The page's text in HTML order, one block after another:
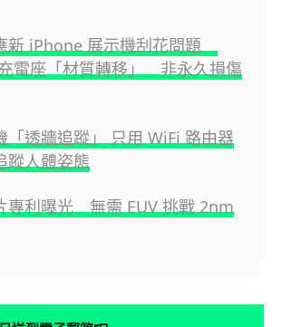
新 iPhone 展示機刮花問題
電座「材質轉移」 非永久損傷
「透牆追蹤」 只用 WiFi 路由器
蹤人體姿態
專利曝光 無需 EUV 挑戰 2nm